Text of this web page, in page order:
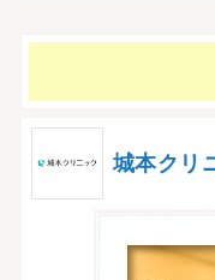
城本クリ